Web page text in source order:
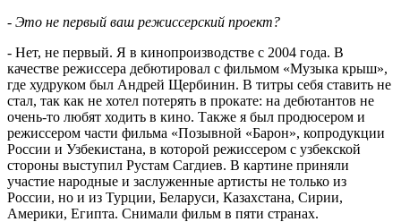
- Это не первый ваш режиссерский проект?
- Нет, не первый. Я в кинопроизводстве с 2004 года. В
качестве режиссера дебютировал с фильмом «Музыка крыш»,
где худруком был Андрей Щербинин. В титры себя ставить не
стал, так как не хотел потерять в прокате: на дебютантов не
очень-то любят ходить в кино. Также я был продюсером и
режиссером части фильма «Позывной «Барон», копродукции
России и Узбекистана, в которой режиссером с узбекской
стороны выступил Рустам Сагдиев. В картине приняли
участие народные и заслуженные артисты не только из
России, но и из Турции, Беларуси, Казахстана, Сирии,
Америки, Египта. Снимали фильм в пяти странах.